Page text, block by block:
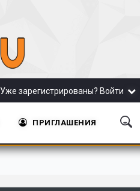
Уже зарегистрированы? Войти
ПРИГЛАШЕНИЯ